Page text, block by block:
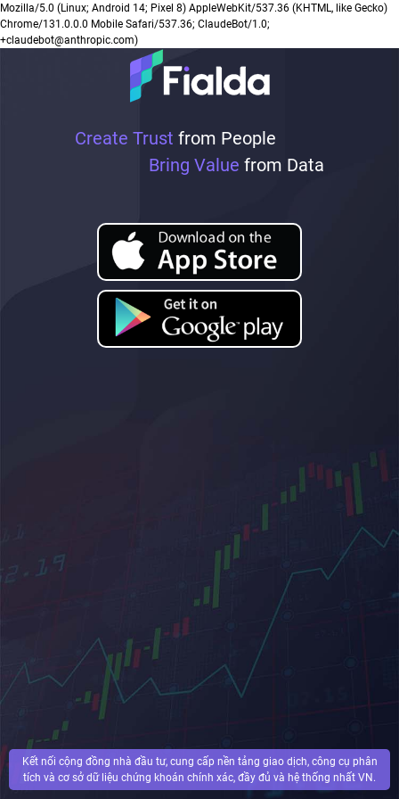
Create Trust from People
Bring Value from Data
Kết nối cộng đồng nhà đầu tư, cung cấp nền tảng giao dịch, công cụ phân
tích và cơ sở dữ liệu chứng khoán chính xác, đầy đủ và hệ thống nhất VN.
Mozilla/5.0 (Linux; Android 14; Pixel 8) AppleWebKit/537.36 (KHTML, like Gecko)
Chrome/131.0.0.0 Mobile Safari/537.36; ClaudeBot/1.0;
+claudebot@anthropic.com)